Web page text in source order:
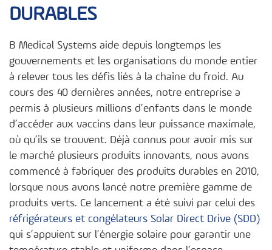
DURABLES
B Medical Systems aide depuis longtemps les
gouvernements et les organisations du monde entier
à relever tous les défis liés à la chaîne du froid. Au
cours des 40 dernières années, notre entreprise a
permis à plusieurs millions d’enfants dans le monde
d’accéder aux vaccins dans leur puissance maximale,
où qu’ils se trouvent. Déjà connus pour avoir mis sur
le marché plusieurs produits innovants, nous avons
commencé à fabriquer des produits durables en 2010,
lorsque nous avons lancé notre première gamme de
produits verts. Ce lancement a été suivi par celui des
réfrigérateurs et congélateurs Solar Direct Drive (SDD)
qui s’appuient sur l’énergie solaire pour garantir une